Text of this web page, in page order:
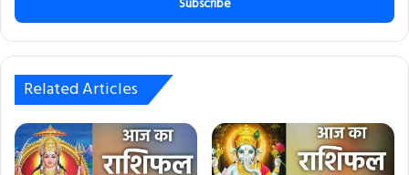
r
y
o
r
m
a
Related Articles